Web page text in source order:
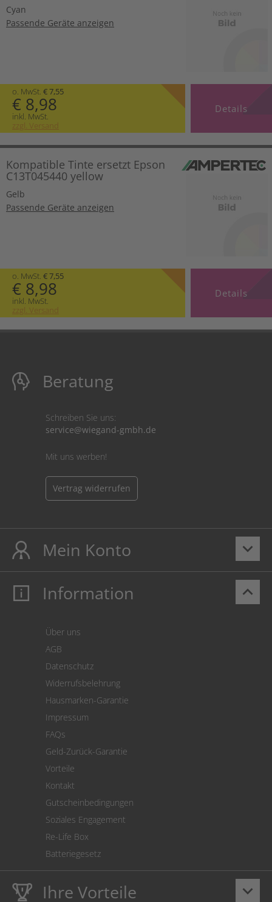
Cyan
Passende Geräte anzeigen
o. MwSt. € 7,55
€ 8,98
inkl. MwSt.
zzgl. Versand
Details
Kompatible Tinte ersetzt Epson
C13T045440 yellow
Gelb
Passende Geräte anzeigen
o. MwSt. € 7,55
€ 8,98
inkl. MwSt.
zzgl. Versand
Details
Beratung
Schreiben Sie uns:
service@wiegand-gmbh.de
Mit uns werben!
Vertrag widerrufen
keyboard_arrow_down
Mein Konto
Mein Konto
Cookie Einstellungen
keyboard_arrow_up
Information
Über uns
AGB
Datenschutz
Widerrufsbelehrung
Hausmarken-Garantie
Impressum
FAQs
Geld-Zurück-Garantie
Vorteile
Kontakt
Gutscheinbedingungen
Soziales Engagement
Re-Life Box
Batteriegesetz
keyboard_arrow_down
Ihre Vorteile